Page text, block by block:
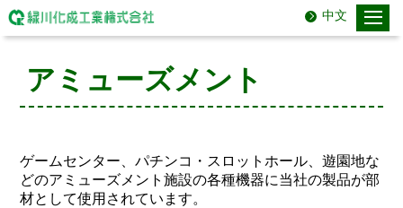
中文
アミューズメント
ゲームセンター、パチンコ・スロットホール、遊園地な
どのアミューズメント施設の各種機器に当社の製品が部
材として使用されています。